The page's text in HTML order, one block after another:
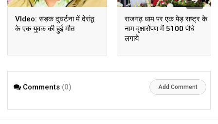
VIdeo: सड़क दुघर्टना में देरांठू
के एक युवक की हुई मौत
राजगढ़ धाम पर एक पेड़ राष्ट्र के
नाम वृक्षारोपण में 5100 पौधे
लगाये
Comments (0) Add Comment